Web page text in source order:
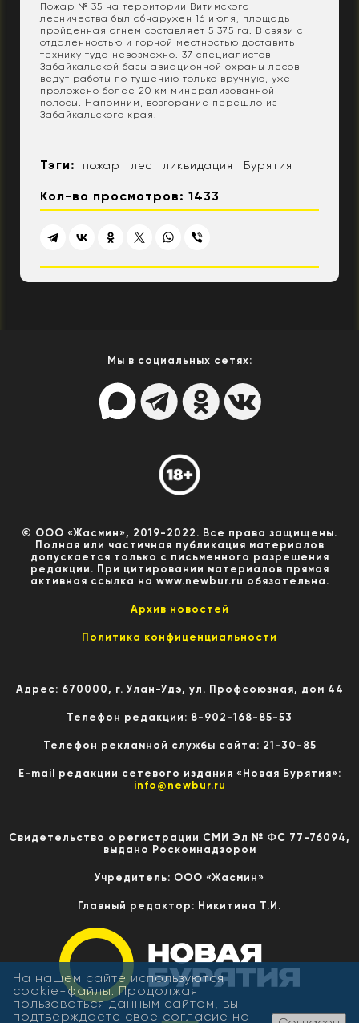
Пожар № 35 на территории Витимского
лесничества был обнаружен 16 июля, площадь
пройденная огнем составляет 5 375 га. В связи с
отдаленностью и горной местностью доставить
технику туда невозможно. 37 специалистов
Забайкальской базы авиационной охраны лесов
ведут работы по тушению только вручную, уже
проложено более 20 км минерализованной
полосы. Напомним, возгорание перешло из
Забайкальского края.
Тэги: пожар лес ликвидация Бурятия
Кол-во просмотров: 1433
Мы в социальных сетях:
© ООО «Жасмин», 2019-2022. Все права защищены.
Полная или частичная публикация материалов
допускается только с письменного разрешения
редакции. При цитировании материалов прямая
активная ссылка на www.newbur.ru обязательна.
Архив новостей
Политика конфиценциальности
Адрес: 670000, г. Улан-Удэ, ул. Профсоюзная, дом 44
Телефон редакции: 8-902-168-85-53
Телефон рекламной службы сайта: 21-30-85
E-mail редакции сетевого издания «Новая Бурятия»:
info@newbur.ru
Свидетельство о регистрации СМИ Эл № ФС 77-76094,
выдано Роскомнадзором
Учредитель: ООО «Жасмин»
Главный редактор: Никитина Т.И.
На нашем сайте используются
cookie-файлы. Продолжая
пользоваться данным сайтом, вы
подтверждаете свое согласие на